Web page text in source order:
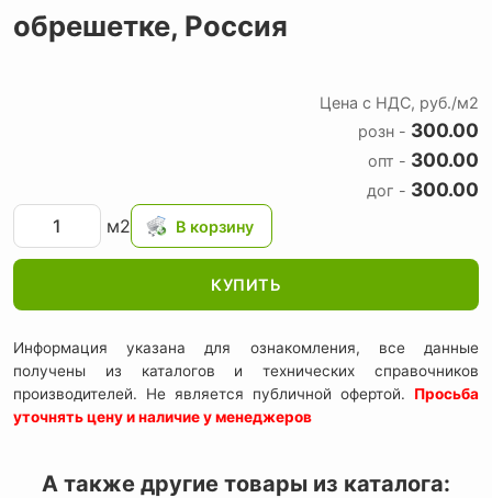
обрешетке, Россия
Цена с НДС, руб./м2
розн - 300.00
опт - 300.00
дог - 300.00
м2
КУПИТЬ
Информация указана для ознакомления, все данные
получены из каталогов и технических справочников
производителей. Не является публичной офертой. Просьба
уточнять цену и наличие у менеджеров
А также другие товары из каталога: